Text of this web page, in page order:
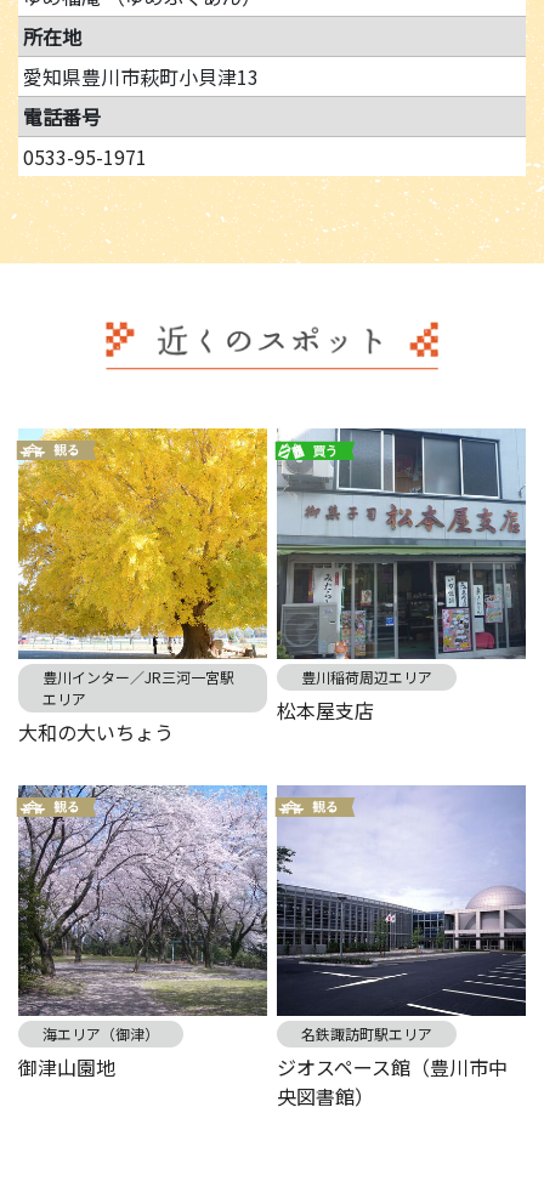
所在地
愛知県豊川市萩町小貝津13
電話番号
0533-95-1971
豊川インター／JR三河一宮駅
エリア
大和の大いちょう
豊川稲荷周辺エリア
松本屋支店
海エリア（御津）
御津山園地
名鉄諏訪町駅エリア
ジオスペース館（豊川市中
央図書館）